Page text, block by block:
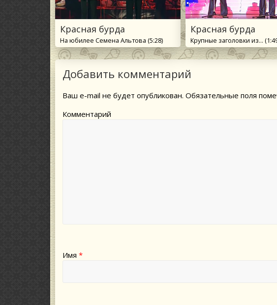
Красная бурда
На юбилее Семена Альтова (5:28)
Красная бурда
Крупные заголовки из...
Добавить комментарий
Ваш e-mail не будет опубликован. Обязательные поля
Комментарий
Имя *